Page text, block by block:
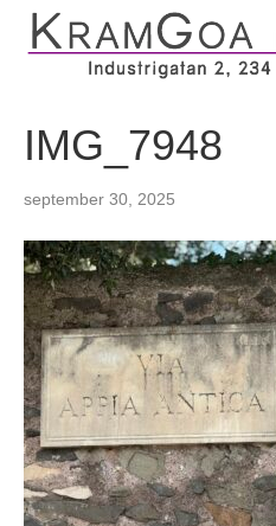
IMG_7948
september 30, 2025